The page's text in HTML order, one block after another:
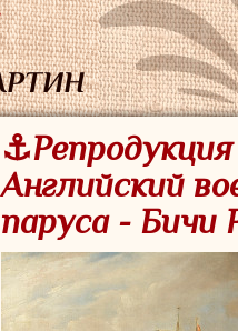
Английский
паруса - Бичи